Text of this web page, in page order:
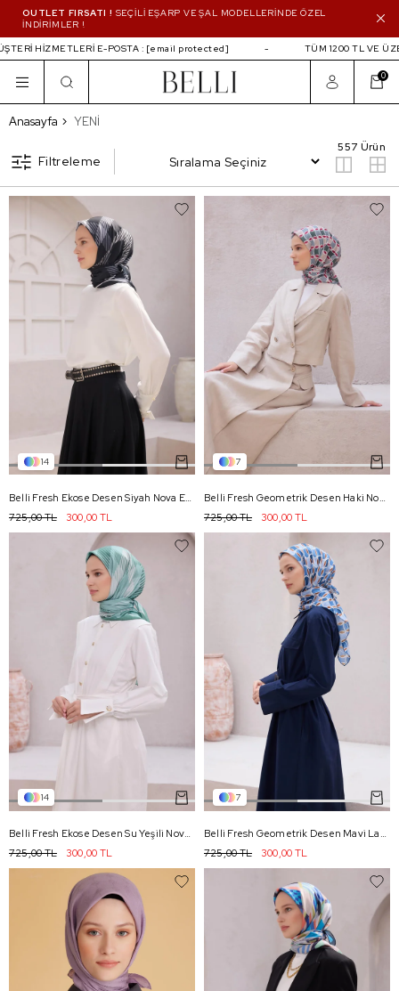
OUTLET FIRSATI ! SEÇİLİ EŞARP VE ŞAL MODELLERİNDE ÖZEL
İNDİRİMLER !
E-POSTA :[email protected] TÜM 1200 TL VE ÜZERİ
0
YENİ
Anasayfa YENİ
557 Ürün
Filtreleme
14
Belli Fresh Ekose Desen Siyah Nova Eşarp 1005 - 01
300,00 TL
725,00 TL
7
300,00 TL
725,00 TL
14
Belli Fresh Ekose Desen Su Yeşili Nova Eşarp 1005 - 13
300,00 TL
725,00 TL
7
Belli Fresh Geometrik Desen Mavi Lacivert Nova Eşarp 1001 - 17
300,00 TL
725,00 TL